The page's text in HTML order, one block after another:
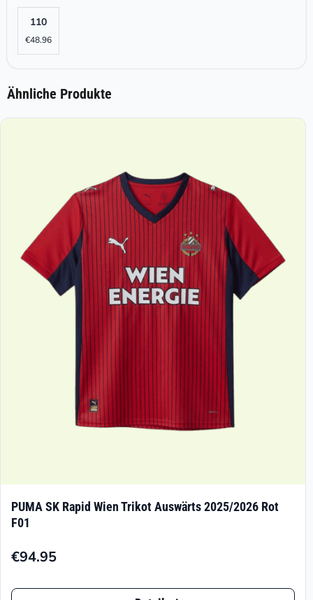
110
€48.96
Ähnliche Produkte
PUMA SK Rapid Wien Trikot Auswärts 2025/2026 Rot
F01
€94.95
Dieses